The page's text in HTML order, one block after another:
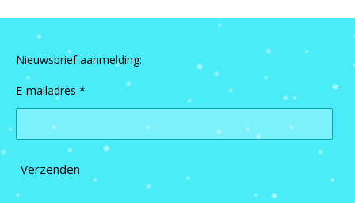
Nieuwsbrief aanmelding:
E-mailadres *
Verzenden